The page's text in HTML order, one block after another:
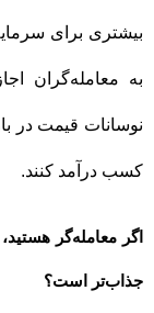
بیشتری برای
به معامله‌گران
نوسانات قیمت در
کسب درآمد کنند.
اگر معامله‌گر
جذاب‌تر است؟